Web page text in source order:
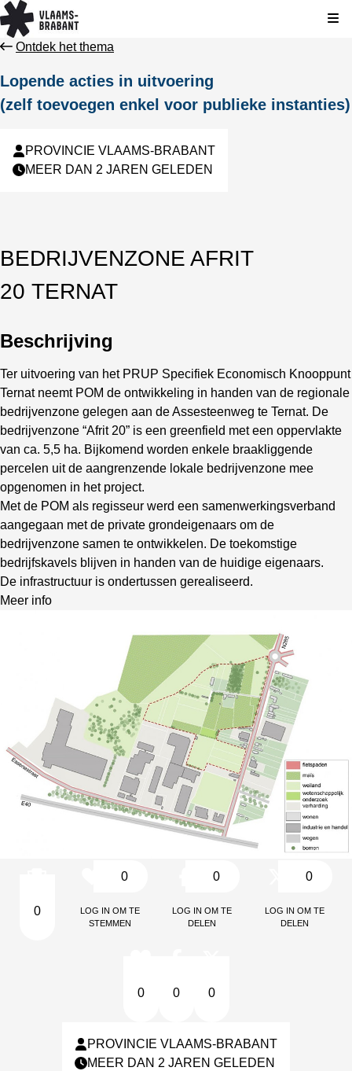
Ontdek het thema
Lopende acties in uitvoering
(zelf toevoegen enkel voor publieke instanties)
PROVINCIE VLAAMS-BRABANT
MEER DAN 2 JAREN GELEDEN
BEDRIJVENZONE AFRIT
20 TERNAT
Beschrijving
Ter uitvoering van het PRUP Specifiek Economisch Knooppunt
Ternat neemt POM de ontwikkeling in handen van de regionale
bedrijvenzone gelegen aan de Assesteenweg te Ternat. De
bedrijvenzone “Afrit 20” is een greenfield met een oppervlakte
van ca. 5,5 ha. Bijkomend worden enkele braakliggende
percelen uit de aangrenzende lokale bedrijvenzone mee
opgenomen in het project.
Met de POM als regisseur werd een samenwerkingsverband
aangegaan met de private grondeigenaars om de
bedrijvenzone samen te ontwikkelen. De toekomstige
bedrijfskavels blijven in handen van de huidige eigenaars.
De infrastructuur is ondertussen gerealiseerd.
Meer info
0
0
Log in om te
stemmen
0
Log in om te
delen
0
Log in om te
delen
0 0 0
PROVINCIE VLAAMS-BRABANT
MEER DAN 2 JAREN GELEDEN